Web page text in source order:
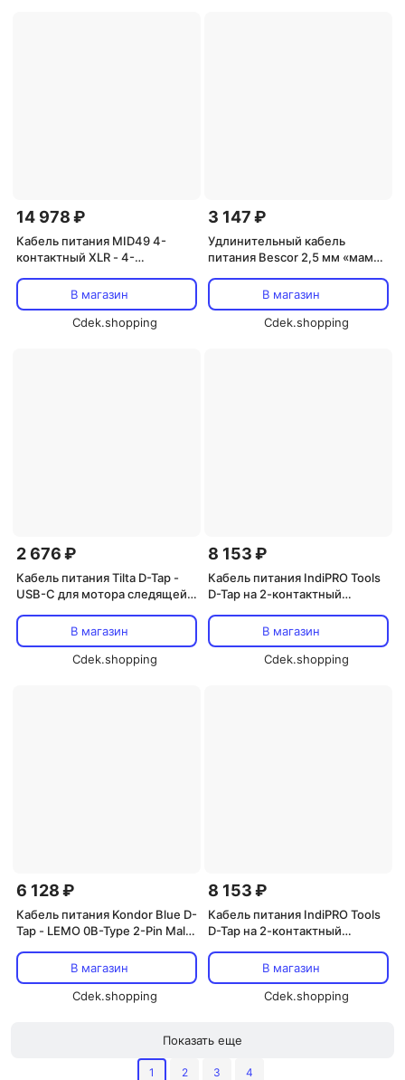
14 978 ₽
Кабель питания MID49 4-
контактный XLR - 4-
FUJIFILM ETERNA 55 (120")
В магазин
Cdek.shopping
3 147 ₽
Удлинительный кабель
питания Bescor 2,5 мм «мама»
В магазин
Cdek.shopping
2 676 ₽
Кабель питания Tilta D-Tap -
USB-C для мотора следящей
В магазин
Cdek.shopping
8 153 ₽
Кабель питания IndiPRO Tools
D-Tap на 2-контактный
KOMODO (16 дюймов)
В магазин
Cdek.shopping
6 128 ₽
Кабель питания Kondor Blue D-
Tap - LEMO 0B-Type 2-Pin Male
В магазин
Cdek.shopping
8 153 ₽
Кабель питания IndiPRO Tools
D-Tap на 2-контактный
KOMODO (6")В магазин
Cdek.shopping
Показать еще
1 2 3 4